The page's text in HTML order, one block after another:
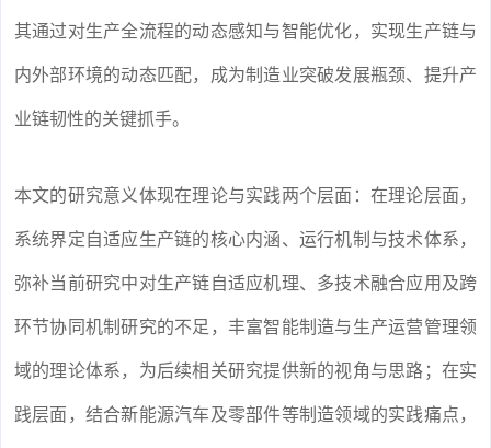
其通过对生产全流程的动态感知与智能优化，实现生产链与
内外部环境的动态匹配，成为制造业突破发展瓶颈、提升产
业链韧性的关键抓手。
本文的研究意义体现在理论与实践两个层面：在理论层面，
系统界定自适应生产链的核心内涵、运行机制与技术体系，
弥补当前研究中对生产链自适应机理、多技术融合应用及跨
环节协同机制研究的不足，丰富智能制造与生产运营管理领
域的理论体系，为后续相关研究提供新的视角与思路；在实
践层面，结合新能源汽车及零部件等制造领域的实践痛点，